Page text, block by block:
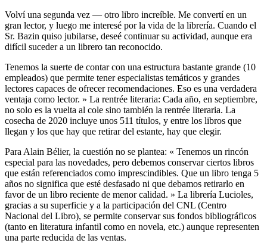
Volví una segunda vez — otro libro increíble. Me convertí en un
gran lector, y luego me interesé por la vida de la librería. Cuando el
Sr. Bazin quiso jubilarse, deseé continuar su actividad, aunque era
difícil suceder a un librero tan reconocido.
Tenemos la suerte de contar con una estructura bastante grande (10
empleados) que permite tener especialistas temáticos y grandes
lectores capaces de ofrecer recomendaciones. Eso es una verdadera
ventaja como lector. » La rentrée literaria: Cada año, en septiembre,
no solo es la vuelta al cole sino también la rentrée literaria. La
cosecha de 2020 incluye unos 511 títulos, y entre los libros que
llegan y los que hay que retirar del estante, hay que elegir.
Para Alain Bélier, la cuestión no se plantea: « Tenemos un rincón
especial para las novedades, pero debemos conservar ciertos libros
que están referenciados como imprescindibles. Que un libro tenga 5
años no significa que esté desfasado ni que debamos retirarlo en
favor de un libro reciente de menor calidad. » La librería Lucioles,
gracias a su superficie y a la participación del CNL (Centro
Nacional del Libro), se permite conservar sus fondos bibliográficos
(tanto en literatura infantil como en novela, etc.) aunque representen
una parte reducida de las ventas.